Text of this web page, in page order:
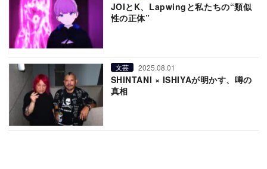
JOIとK、Lapwingと私たちの“類似
性の正体”
文芸 2025.08.01
SHINTANI × ISHIYAが明かす、噂の
真相